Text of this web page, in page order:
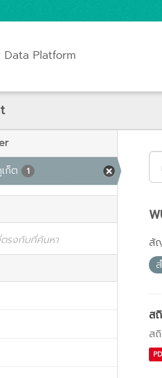
Data Platform
ก็ต
1
รงกับที่ค้นหา
พ
สั
ส
ส